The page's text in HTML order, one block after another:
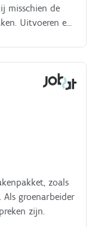
misschien de
Uitvoeren en
tegelwerken,
Samen
zorg je ervoor dat
materiaal en
werken
collega's op
van de
buitenruimtes
centraal
zoals
Als groenarbeider
zijn.